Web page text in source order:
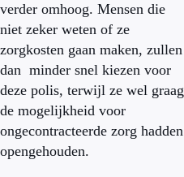
verder omhoog. Mensen die
niet zeker weten of ze
zorgkosten gaan maken, zullen
dan minder snel kiezen voor
deze polis, terwijl ze wel graag
de mogelijkheid voor
ongecontracteerde zorg hadden
opengehouden.